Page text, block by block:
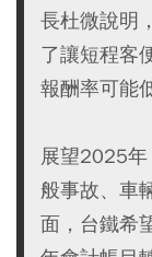
長杜微說明
了讓短程客
報酬率可能
展望2025
般事故、車
面，台鐵希